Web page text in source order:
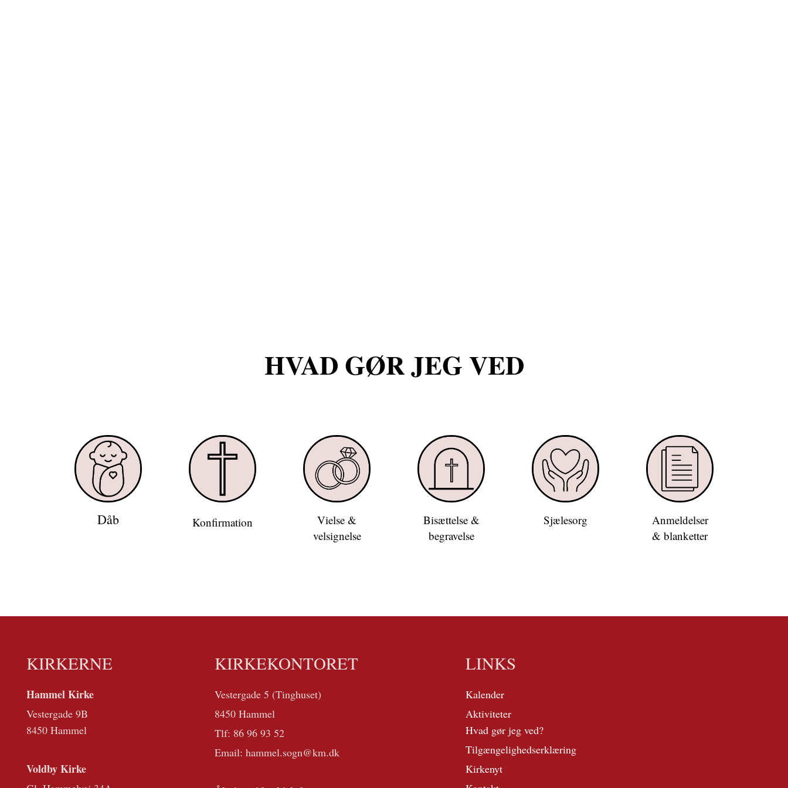
HVAD GØR JEG VED
Dåb Konfirmation
Vielse &
velsignelse
Bisættelse &
begravelse
Sjælesorg
Anmeldelser
& blanketter
KIRKERNE
Hammel Kirke
Vestergade 9B
8450 Hammel
Voldby Kirke
KIRKEKONTORET
Vestergade 5 (Tinghuset)
8450 Hammel
Tlf: 86 96 93 52
Email: hammel.sogn@km.dk
LINKS
Kalender
Aktiviteter
Hvad gør jeg ved?
Tilgængelighedserklæring
Kirkenyt